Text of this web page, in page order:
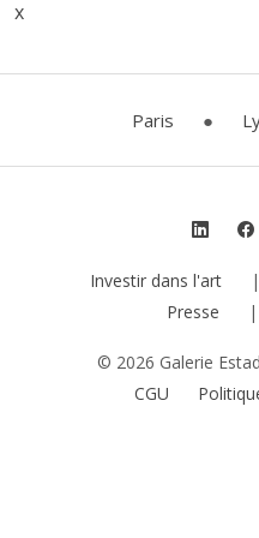
x
Paris ●
Investir dans l'art |
Presse
|
© 2026 Galerie
CGU